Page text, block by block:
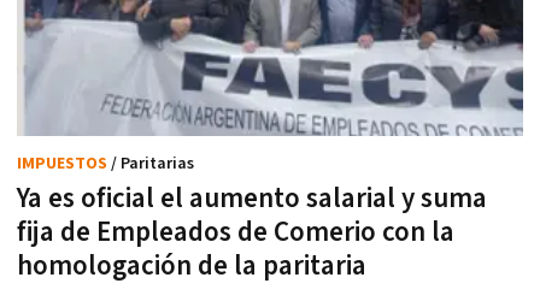
Ya es oficial el aumento salarial y suma
fija de Empleados de Comerio con la
homologación de la paritaria
IMPUESTOS / Paritarias